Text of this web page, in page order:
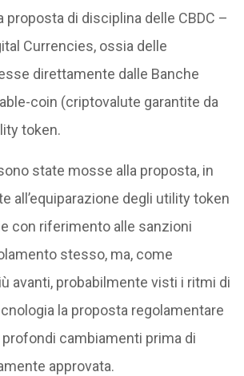
proposta di disciplina delle CBDC –
Currencies, ossia delle
direttamente dalle Banche
coin (criptovalute garantite da
token.
state mosse alla proposta, in
all’equiparazione degli utility token
con riferimento alle sanzioni
stesso, ma, come
avanti, probabilmente visti i ritmi di
la proposta regolamentare
cambiamenti prima di
approvata.